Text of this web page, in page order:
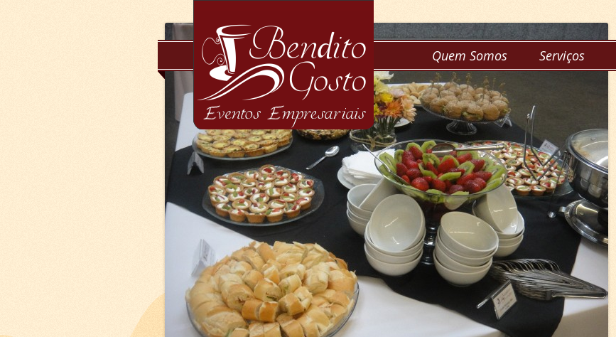
o
conteúdo
Quem Somos Serviços